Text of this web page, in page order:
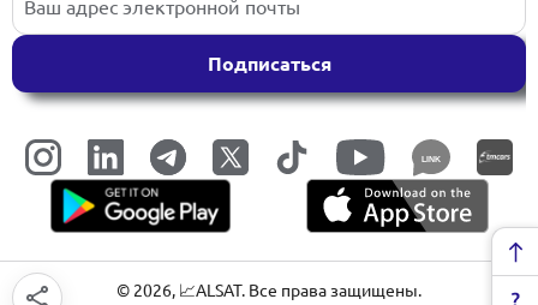
Подписаться
LINK
© 2026, 📈ALSAT. Все права защищены.